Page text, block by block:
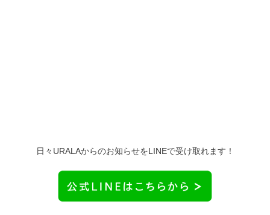
日々URALAからのお知らせをLINEで受け取れます！